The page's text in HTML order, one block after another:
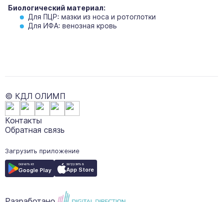
Биологический материал:
Для ПЦР: мазки из носа и ротоглотки
Для ИФА: венозная кровь
© КДЛ ОЛИМП
Контакты
Обратная связь
Загрузить приложение
скачать из
Google Play
загрузить в
App Store